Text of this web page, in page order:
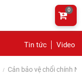
Tin tức Video
0
Cản bảo vệ chổi chính